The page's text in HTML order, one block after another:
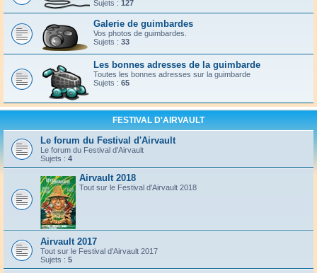
Sujets : 127
Galerie de guimbardes
Vos photos de guimbardes.
Sujets : 33
Les bonnes adresses de la guimbarde
Toutes les bonnes adresses sur la guimbarde
Sujets : 65
FESTIVAL D'AIRVAULT
Le forum du Festival d'Airvault
Le forum du Festival d'Airvault
Sujets : 4
Airvault 2018
Tout sur le Festival d'Airvault 2018
Airvault 2017
Tout sur le Festival d'Airvault 2017
Sujets : 5